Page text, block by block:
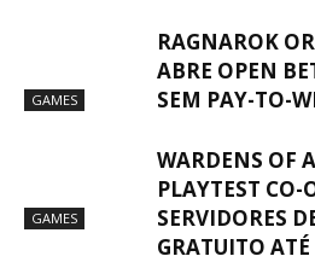
GAMES
RAGNAROK
ABRE OPEN
SEM PAY-TO-
GAMES
WARDENS OF
PLAYTEST CO-
SERVIDORES
GRATUITO